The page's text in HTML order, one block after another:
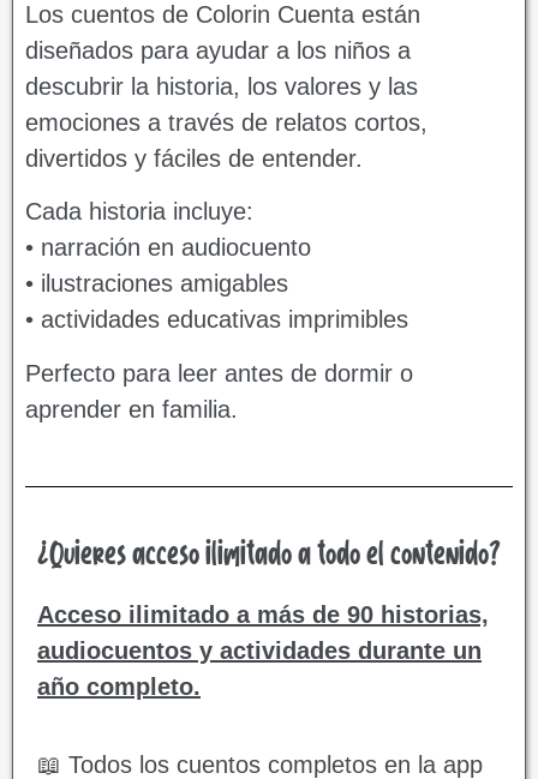
Los cuentos de Colorin Cuenta están
diseñados para ayudar a los niños a
descubrir la historia, los valores y las
emociones a través de relatos cortos,
divertidos y fáciles de entender.
Cada historia incluye:
• narración en audiocuento
• ilustraciones amigables
• actividades educativas imprimibles
Perfecto para leer antes de dormir o
aprender en familia.
¿Quieres acceso ilimitado a todo el contenido?
Acceso ilimitado a más de 90 historias,
audiocuentos y actividades durante un
año completo.
📖 Todos los cuentos completos en la app